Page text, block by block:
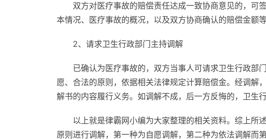
双方对医疗事故的赔偿责任达成一致协商意见的，可
本情况、医疗事故的概况，以及双方协商确认的赔偿金额
2、请求卫生行政部门主持调解
已确认为医疗事故的，双方当事人可请求卫生行政部
愿、合法的原则，依据相关法律规定计算赔偿金。经调解
解书的内容履行义务。如调解不成，后一方反悔的，卫生
以上就是律霸网小编为大家整理的相关资料。综上所
原则进行调解，第一种为自愿调解，第二种为依法调解而